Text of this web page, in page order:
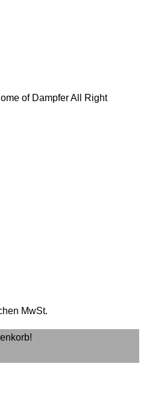
of Dampfer All Right
MwSt.